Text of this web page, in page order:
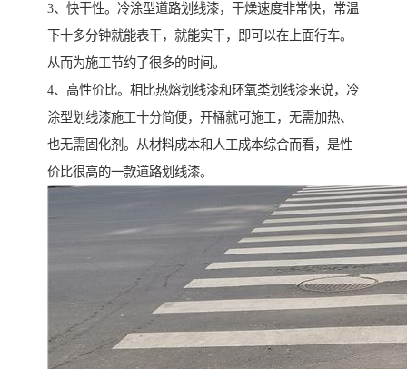
3、快干性。冷涂型道路划线漆，干燥速度非常快，常温
下十多分钟就能表干，就能实干，即可以在上面行车。
从而为施工节约了很多的时间。
4、高性价比。相比热熔划线漆和环氧类划线漆来说，冷
涂型划线漆施工十分简便，开桶就可施工，无需加热、
也无需固化剂。从材料成本和人工成本综合而看，是性
价比很高的一款道路划线漆。